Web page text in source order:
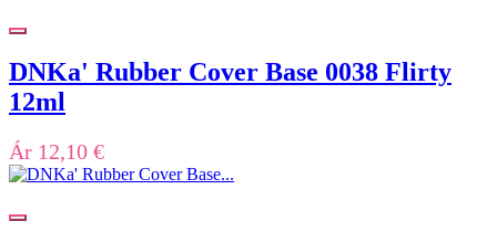
DNKa' Rubber Cover Base 0038 Flirty
12ml
Ár 12,10 €